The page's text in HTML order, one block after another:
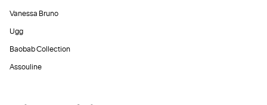
Vanessa Bruno
Ugg
Baobab Collection
Assouline